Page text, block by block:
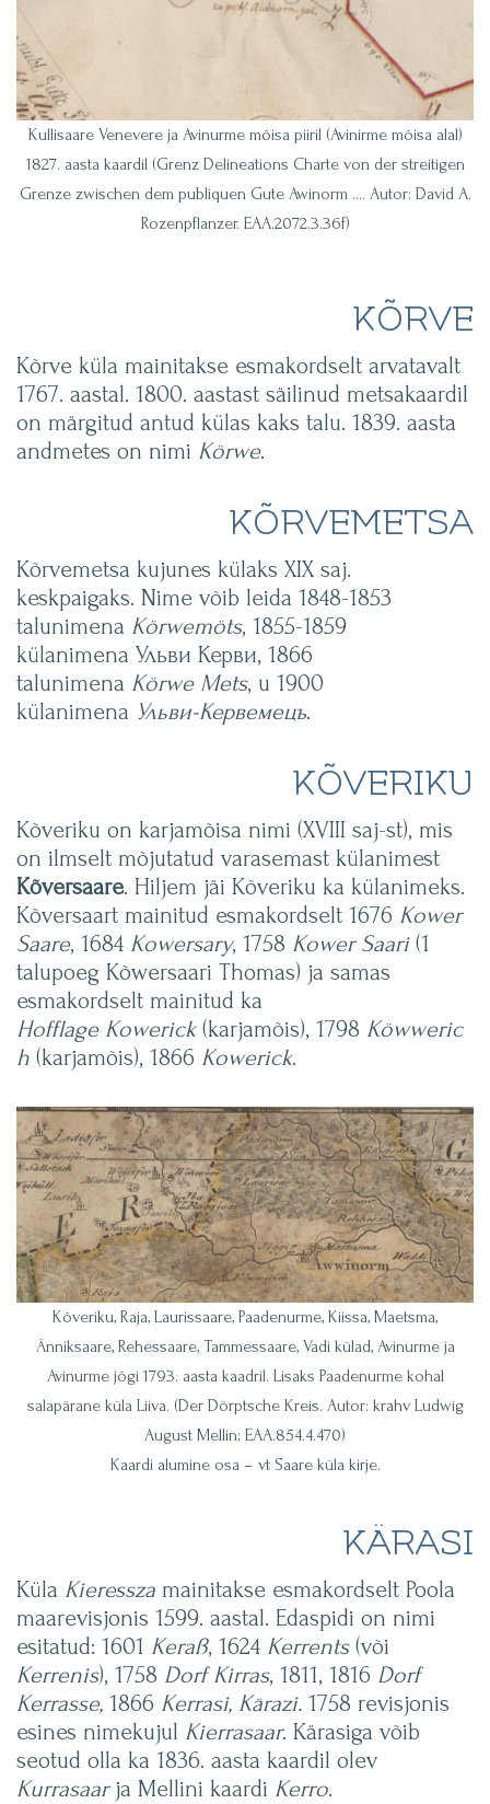
Kullisaare Venevere ja Avinurme mõisa piiril (Avinirme mõisa alal)
1827. aasta kaardil (Grenz Delineations Charte von der streitigen
Grenze zwischen dem publiquen Gute Awinorm …. Autor: David A.
Rozenpflanzer. EAA.2072.3.36f)
KÕRVE
Kõrve küla mainitakse esmakordselt arvatavalt
1767. aastal. 1800. aastast säilinud metsakaardil
on märgitud antud külas kaks talu. 1839. aasta
andmetes on nimi Körwe.
KÕRVEMETSA
Kõrvemetsa kujunes külaks XIX saj.
keskpaigaks. Nime võib leida 1848-1853
talunimena Körwemöts, 1855-1859
külanimena Ульви Керви, 1866
talunimena Körwe Mets, u 1900
külanimena Ульви-Кервемецъ.
KÕVERIKU
Kõveriku on karjamõisa nimi (XVIII saj-st), mis
on ilmselt mõjutatud varasemast külanimest
Kõversaare. Hiljem jäi Kõveriku ka külanimeks.
Kõversaart mainitud esmakordselt 1676 Kower
Saare, 1684 Kowersary, 1758 Kower Saari(1
talupoeg Kõwersaari Thomas) ja samas
esmakordselt mainitud ka
Hofflage Kowerick(karjamõis), 1798 Köwweric
h (karjamõis), 1866 Kowerick.
Kõveriku, Raja, Laurissaare, Paadenurme, Kiissa, Maetsma,
Änniksaare, Rehessaare, Tammessaare, Vadi külad, Avinurme ja
Avinurme jõgi 1793. aasta kaadril. Lisaks Paadenurme kohal
salapärane küla Liiva. (Der Dörptsche Kreis. Autor: krahv Ludwig
August Mellin; EAA.854.4.470)
Kaardi alumine osa – vt Saare küla kirje.
KÄRASI
Küla Kieressza mainitakse esmakordselt Poola
maarevisjonis 1599. aastal. Edaspidi on nimi
esitatud: 1601 Keraß, 1624 Kerrents(või
Kerrenis), 1758 Dorf Kirras, 1811, 1816 Dorf
Kerrasse, 1866 Kerrasi, Kärazi. 1758 revisjonis
esines nimekujul Kierrasaar. Kärasiga võib
seotud olla ka 1836. aasta kaardil olev
Kurrasaarja Mellini kaardi Kerro.